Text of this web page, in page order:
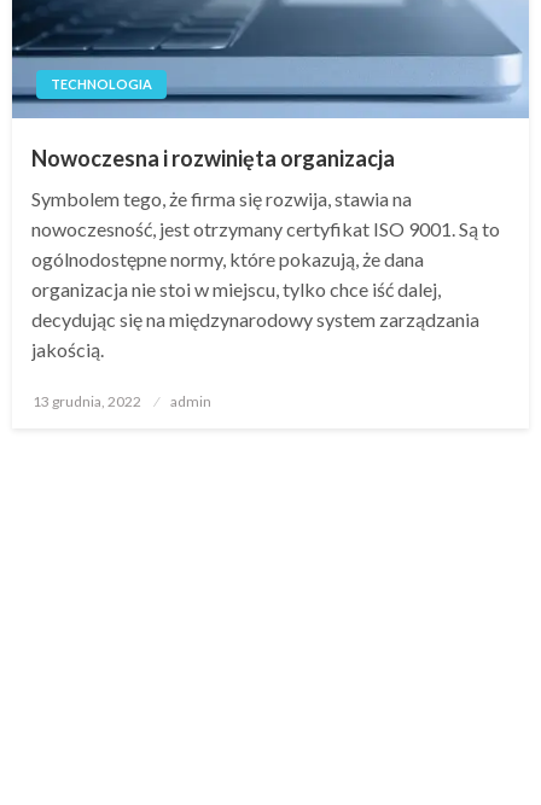
TECHNOLOGIA
Nowoczesna i rozwinięta organizacja
Symbolem tego, że firma się rozwija, stawia na
nowoczesność, jest otrzymany certyfikat ISO 9001. Są to
ogólnodostępne normy, które pokazują, że dana
organizacja nie stoi w miejscu, tylko chce iść dalej,
decydując się na międzynarodowy system zarządzania
jakością.
Opublikowane
13 grudnia, 2022 admin